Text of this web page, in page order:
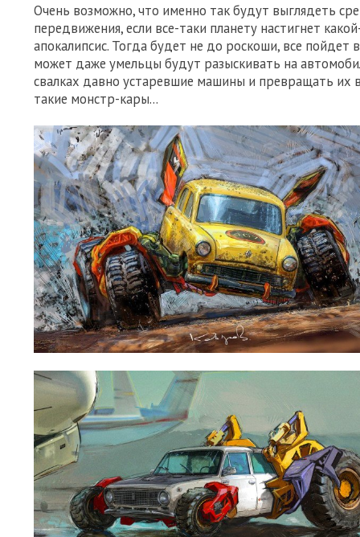
Очень возможно, что именно так будут выглядеть
передвижения, если все-таки планету настигнет
апокалипсис. Тогда будет не до роскоши, все пойдет
может даже умельцы будут разыскивать на
свалках давно устаревшие машины и превращать их
такие монстр-кары...